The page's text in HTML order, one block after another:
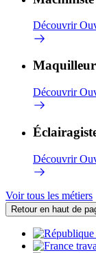
Découvrir
Maquilleur
Découvrir
Découvrir
Voir tous les métiers
Retour en haut de